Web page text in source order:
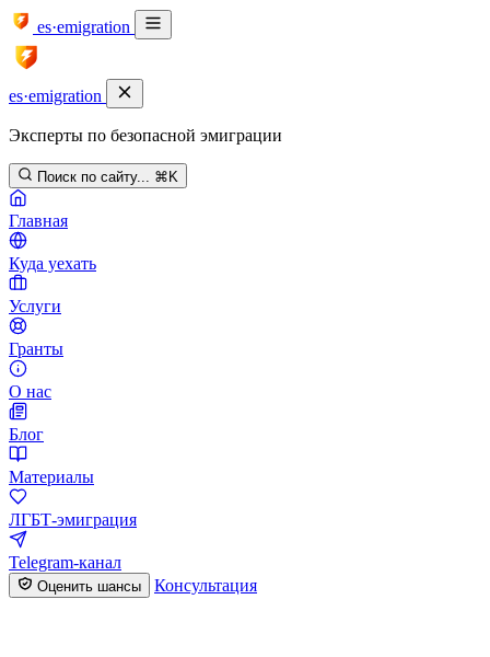
es·emigration
es·emigration
Эксперты по безопасной эмиграции
Поиск по сайту... ⌘K
Главная
Куда уехать
Услуги
Гранты
О нас
Блог
Материалы
ЛГБТ-эмиграция
Telegram-канал
Оценить шансы Консультация